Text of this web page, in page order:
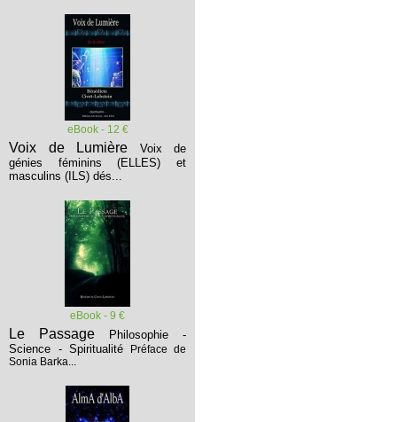
eBook - 12 €
Voix de Lumière
Voix de
génies féminins (ELLES) et
masculins (ILS) dés...
eBook - 9 €
Le Passage
Philosophie -
Science - Spiritualité
Préface de
Sonia Barka...